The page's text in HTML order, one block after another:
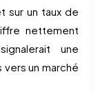
sur un taux de
nettement
une
un marché